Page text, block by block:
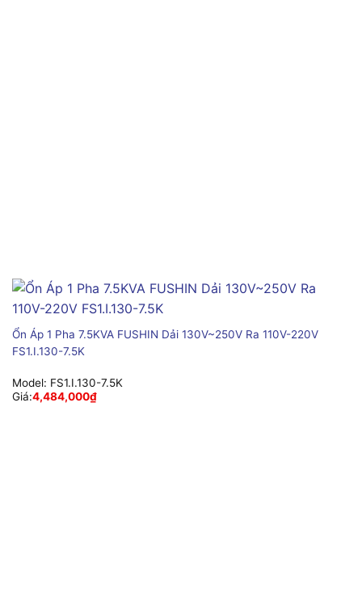
Ổn Áp 1 Pha 7.5KVA FUSHIN Dải 130V~250V Ra 110V-220V
FS1.I.130-7.5K
Model: FS1.I.130-7.5K
Giá:4,484,000₫